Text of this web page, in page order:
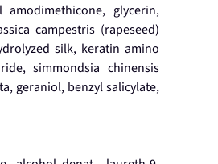
glycerin,
campestris (rapeseed)
silk, keratin amino
simmondsia chinensis
geraniol, benzyl salicylate,